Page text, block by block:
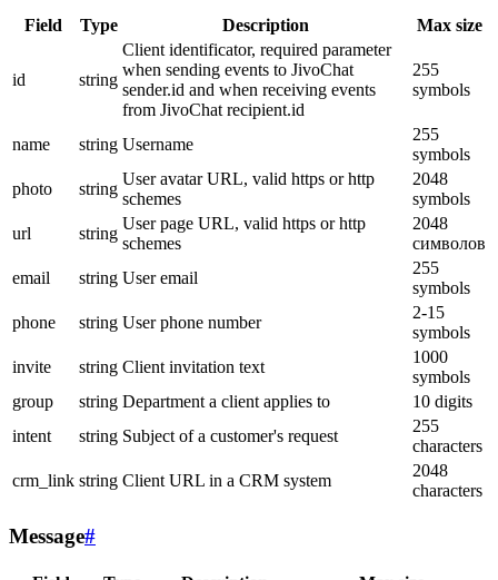
Field Type Description Max size
id string
Client identificator, required parameter
when sending events to JivoChat
sender.id and when receiving events
from JivoChat recipient.id
255
symbols
name string Username
255
symbols
photo
string
User avatar URL, valid https or http
schemes
2048
symbols
url
string
User page URL, valid https or http
schemes
2048
символов
email
string User email
255
symbols
phone
string User phone number
2-15
symbols
invite
string Client invitation text
1000
symbols
group
string Department a client applies to
10 digits
intent
string Subject of a customer's request
255
characters
crm_link string Client URL in a CRM system
2048
characters
Message#